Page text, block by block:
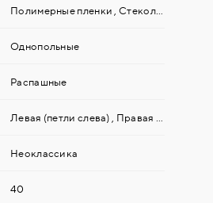
Полимерные пленки Стекольные (зеркальные) материалы
Однопольные
Распашные
Левая (петли слева) Правая (петли справа)
Неоклассика
40